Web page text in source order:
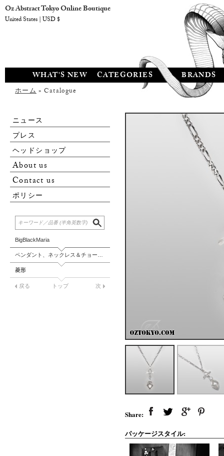
WHAT'S NEW CATEGORIES BRANDS
ホーム» Catalogue
ニュース
プレス
ヘッドショップ
About us
Contact us
ポリシー
BigBlackMaria
菱形
戻る トップ 次
Share:
パッケージスタイル:
Oz Abstract Tokyo Online Boutique
United States | USD $